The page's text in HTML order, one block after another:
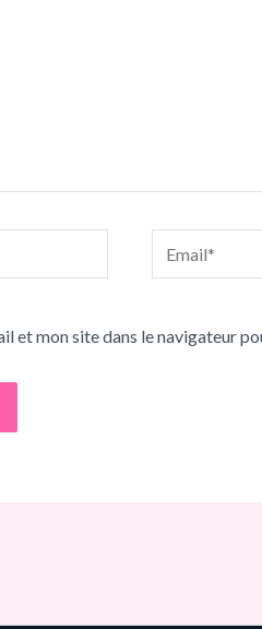
Email*
et mon site dans le navigateur